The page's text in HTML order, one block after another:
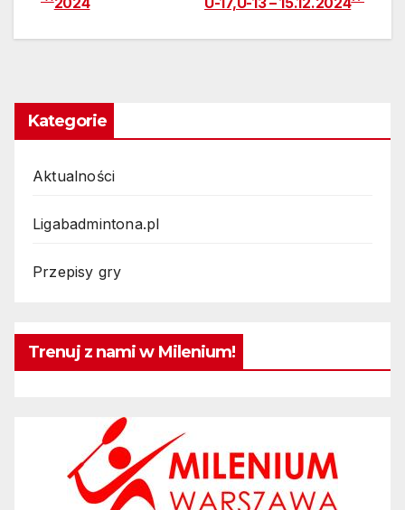
wpisu
U-17,U-13 – 15.12.2024
2024
Kategorie
Aktualności
Ligabadmintona.pl
Przepisy gry
Trenuj z nami w Milenium!